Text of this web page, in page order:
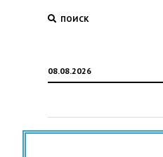
ПОИСК
08.08.2026